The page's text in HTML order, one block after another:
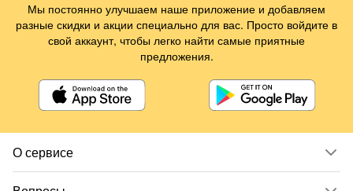
О сервисе
Мы постоянно улучшаем наше приложение и добавляем
разные скидки и акции специально для вас. Просто войдите в
свой аккаунт, чтобы легко найти самые приятные
предложения.